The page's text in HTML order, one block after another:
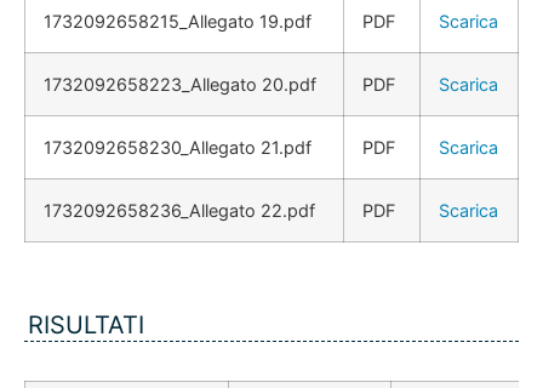
1732092658215_Allegato 19.pdf PDF Scarica
1732092658223_Allegato 20.pdf PDF Scarica
1732092658230_Allegato 21.pdf PDF Scarica
1732092658236_Allegato 22.pdf PDF Scarica
RISULTATI